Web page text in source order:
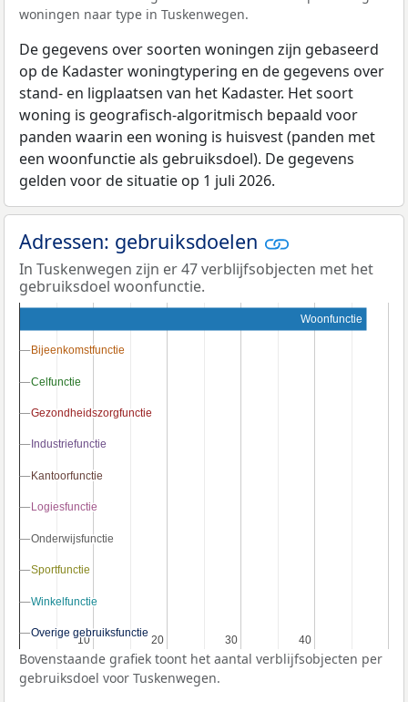
woningen naar type in Tuskenwegen.
De gegevens over soorten woningen zijn gebaseerd
op de Kadaster woningtypering en de gegevens over
stand- en ligplaatsen van het Kadaster. Het soort
woning is geografisch-algoritmisch bepaald voor
panden waarin een woning is huisvest (panden met
een woonfunctie als gebruiksdoel). De gegevens
gelden voor de situatie op 1 juli 2026.
Adressen: gebruiksdoelen
In Tuskenwegen zijn er 47 verblijfsobjecten met het
gebruiksdoel woonfunctie.
10
10 20
20 30
30 40
40
Woonfunctie
Bijeenkomstfunctie
Bijeenkomstfunctie
Celfunctie
Celfunctie
Gezondheidszorgfunctie
Gezondheidszorgfunctie
Industriefunctie
Industriefunctie
Kantoorfunctie
Kantoorfunctie
Logiesfunctie
Logiesfunctie
Onderwijsfunctie
Onderwijsfunctie
Sportfunctie
Sportfunctie
Winkelfunctie
Winkelfunctie
Overige gebruiksfunctie
Overige gebruiksfunctie
Bovenstaande grafiek toont het aantal verblijfsobjecten per
gebruiksdoel voor Tuskenwegen.